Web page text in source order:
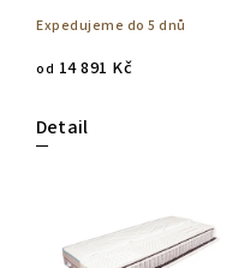
Expedujeme do 5 dnů
od 14 891 Kč
Detail